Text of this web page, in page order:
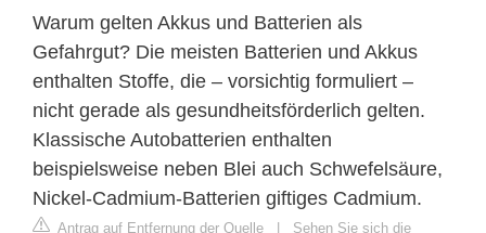
Warum gelten Akkus und Batterien als
Gefahrgut? Die meisten Batterien und Akkus
enthalten Stoffe, die – vorsichtig formuliert –
nicht gerade als gesundheitsförderlich gelten.
Klassische Autobatterien enthalten
beispielsweise neben Blei auch Schwefelsäure,
Nickel-Cadmium-Batterien giftiges Cadmium.
Antrag auf Entfernung der Quelle
Sehen Sie sich die